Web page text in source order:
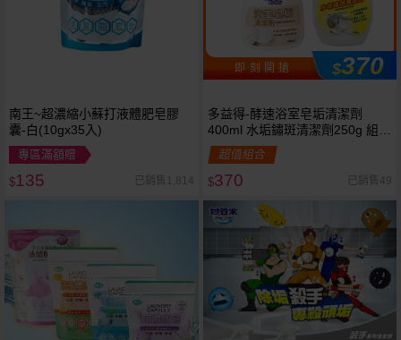
南王~超濃縮小蘇打液體肥皂膠
囊-白(10gx35入)
專區滿額贈
$135 已銷售1,814
即 刻 開 搶 $370
多益得-酵速浴室皂垢清潔劑
400ml 水垢鏽斑清潔劑250g 組合
款
超值組合
$370 已銷售49